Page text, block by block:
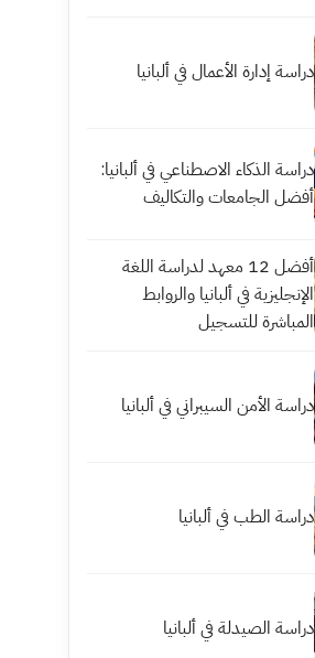
دراسة إدارة الأعمال في ألبانيا
دراسة الذكاء الاصطناعي في ألبانيا:
أفضل الجامعات والتكاليف
أفضل 12 معهد لدراسة اللغة
الإنجليزية في ألبانيا والروابط
المباشرة للتسجيل
دراسة الأمن السيبراني في ألبانيا
دراسة الطب في ألبانيا
دراسة الصيدلة في ألبانيا